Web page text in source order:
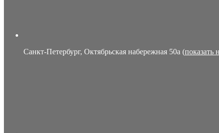
Санкт-Петербург, Октябрьская набережная 50а (показать